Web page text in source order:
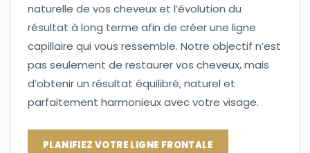
naturelle de vos cheveux et l’évolution du
résultat à long terme afin de créer une ligne
capillaire qui vous ressemble. Notre objectif n’est
pas seulement de restaurer vos cheveux, mais
d’obtenir un résultat équilibré, naturel et
parfaitement harmonieux avec votre visage.
PLANIFIEZ VOTRE LIGNE FRONTALE